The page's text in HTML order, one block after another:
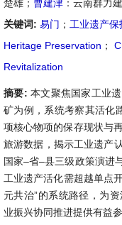
楚雄； 曹建津 ：云南群力
关键词: 易门 ； 工业遗产保
Heritage Preservation ；
Revitalization
摘要: 本文聚焦国家工业
矿为例，系统考察其活化
项核心物项的保存现状与
旅游数据，揭示工业遗产
国家–省–县三级政策演进
工业遗产活化需超越单点
元共治”的系统路径，为
业振兴协同推进提供有益参